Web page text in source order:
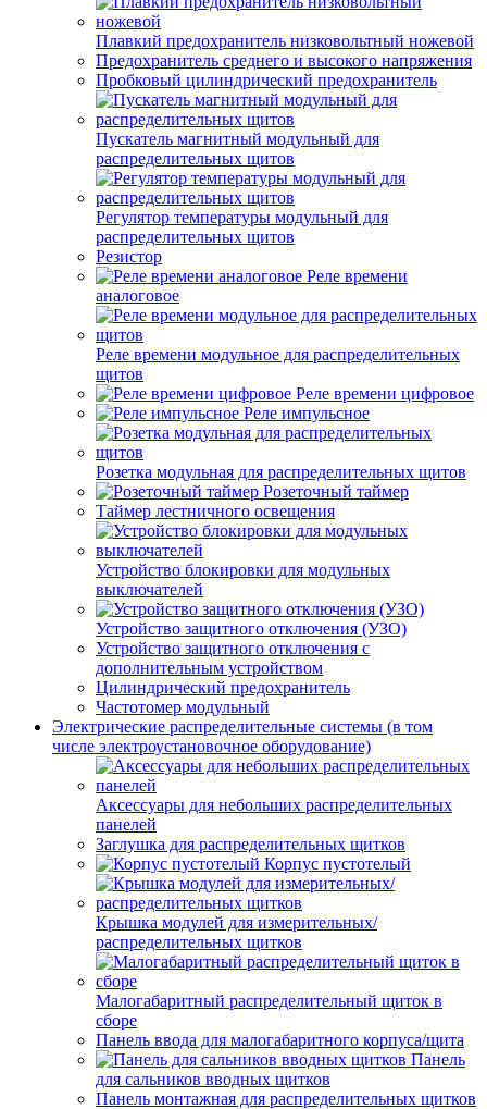
Плавкий предохранитель низковольтный ножевой
Предохранитель среднего и высокого напряжения
Пробковый цилиндрический предохранитель
Пускатель магнитный модульный для
распределительных щитов
Регулятор температуры модульный для
распределительных щитов
Резистор
Реле времени
аналоговое
Реле времени модульное для распределительных
щитов
Реле времени цифровое
Реле импульсное
Розетка модульная для распределительных щитов
Розеточный таймер
Таймер лестничного освещения
Устройство блокировки для модульных
выключателей
Устройство защитного отключения (УЗО)
Устройство защитного отключения с
дополнительным устройством
Цилиндрический предохранитель
Частотомер модульный
Электрические распределительные системы (в том
числе электроустановочное оборудование)
Аксессуары для небольших распределительных
панелей
Заглушка для распределительных щитков
Корпус пустотелый
Крышка модулей для измерительных/
распределительных щитков
Малогабаритный распределительный щиток в
сборе
Панель ввода для малогабаритного корпуса/щита
Панель
для сальников вводных щитков
Панель монтажная для распределительных щитков